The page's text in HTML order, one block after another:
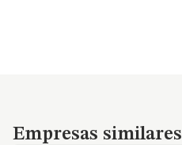
Empresas similares
Empresas similares